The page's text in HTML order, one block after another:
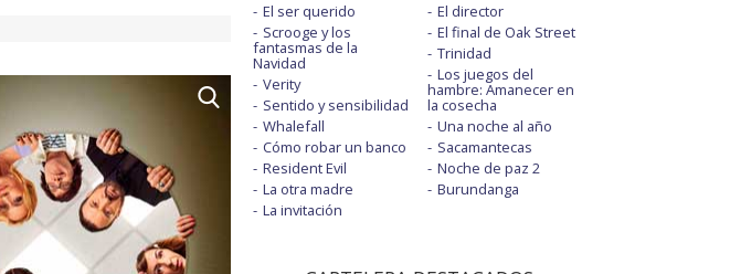
El ser querido
Scrooge y los
fantasmas de la
Navidad
Verity
Sentido y sensibilidad
Whalefall
Cómo robar un banco
Resident Evil
La otra madre
La invitación
El director
El final de Oak Street
Trinidad
Los juegos del
hambre: Amanecer en
la cosecha
Una noche al año
Sacamantecas
Noche de paz 2
Burundanga